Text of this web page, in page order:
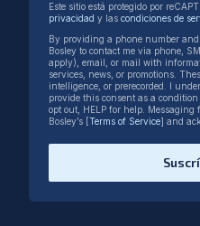
Este sitio está protegido por
privacidad y las condiciones de
By providing a phone number
Bosley to contact me via phone,
apply), email, or mail with
services, news, or promotions.
intelligence, or prerecorded. I
provide this consent as a
opt out, HELP for help.
Bosley’s [Terms of Service] and